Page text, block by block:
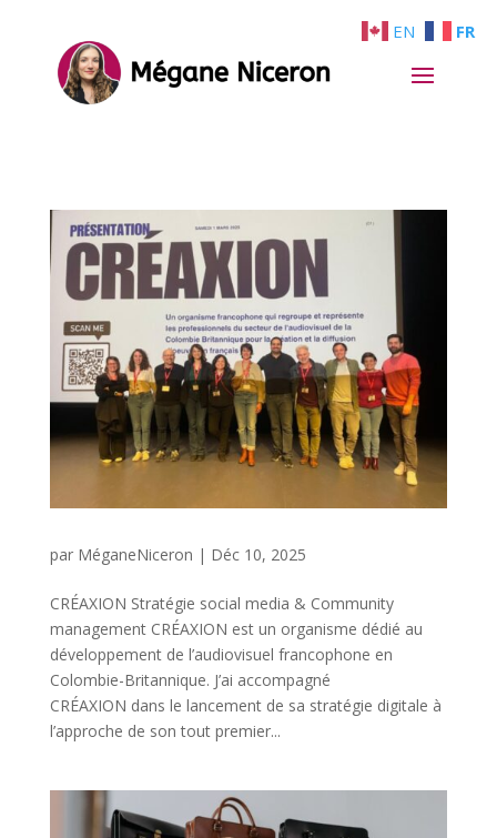
par MéganeNiceron | Déc 10, 2025
CRÉAXION Stratégie social media & Community
management CRÉAXION est un organisme dédié au
développement de l’audiovisuel francophone en
Colombie-Britannique. J’ai accompagné
CRÉAXION dans le lancement de sa stratégie digitale à
l’approche de son tout premier...
EN FR